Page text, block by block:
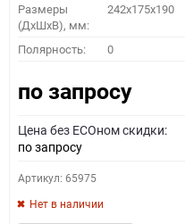
Как
0 - обратная 1 - прямая
Размеры
(ДхШхВ), мм:
242x175x190
Полярность: 0
по запросу
Цена без ECOном скидки:
по запросу
Артикул: 65975
Нет в наличии